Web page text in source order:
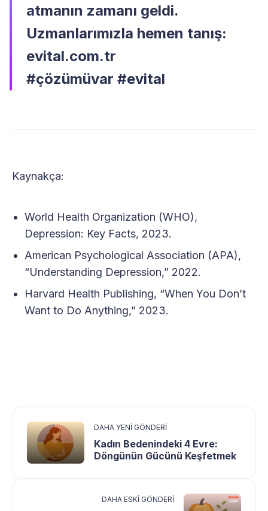
atmanın zamanı geldi.
Uzmanlarımızla hemen tanış:
evital.com.tr
#çözümüvar #evital
Kaynakça:
World Health Organization (WHO),
Depression: Key Facts, 2023.
American Psychological Association (APA),
“Understanding Depression,” 2022.
Harvard Health Publishing, “When You Don’t
Want to Do Anything,” 2023.
DAHA YENI GÖNDERI
Kadın Bedenindeki 4 Evre:
Döngünün Gücünü Keşfetmek
DAHA ESKI GÖNDERI